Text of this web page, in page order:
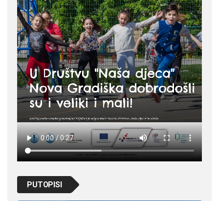
PUTOPISI